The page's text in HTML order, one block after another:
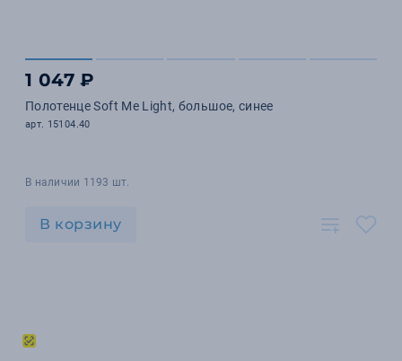
1 047 ₽
Полотенце Soft Me Light, большое, синее
арт. 15104.40
В наличии 1193 шт.
В корзину